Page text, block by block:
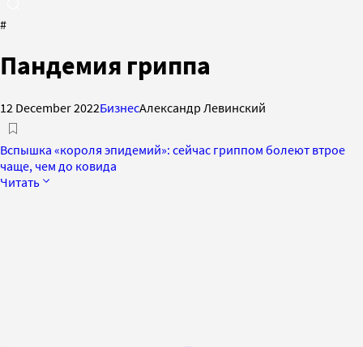
#
Пандемия гриппа
12 December 2022БизнесАлександр Левинский
Вспышка «короля эпидемий»: сейчас гриппом болеют втрое
чаще, чем до ковида
Читать